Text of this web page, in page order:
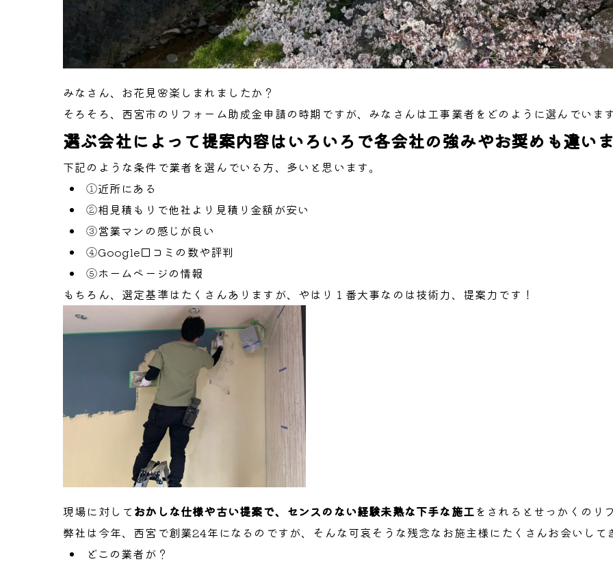
みなさん、お花見🌸楽しまれましたか？
そろそろ、西宮市のリフォーム助成金申請の時期ですが、みなさんは工事業者をどのように選んでいま
選ぶ会社によって提案内容はいろいろで各会社の強みやお奨めも違いま
下記のような条件で業者を選んでいる方、多いと思います。
①近所にある
②相見積もりで他社より見積り金額が安い
③営業マンの感じが良い
④Google口コミの数や評判
⑤ホームページの情報
もちろん、選定基準はたくさんありますが、やはり１番大事なのは技術力、提案力です！
現場に対して おかしな仕様や古い提案で、センスのない経験未熟な下手な施工をされるとせっかくのリ
弊社は今年、西宮で創業24年になるのですが、そんな可哀そうな残念なお施主様にたくさんお会いして
どこの業者が？